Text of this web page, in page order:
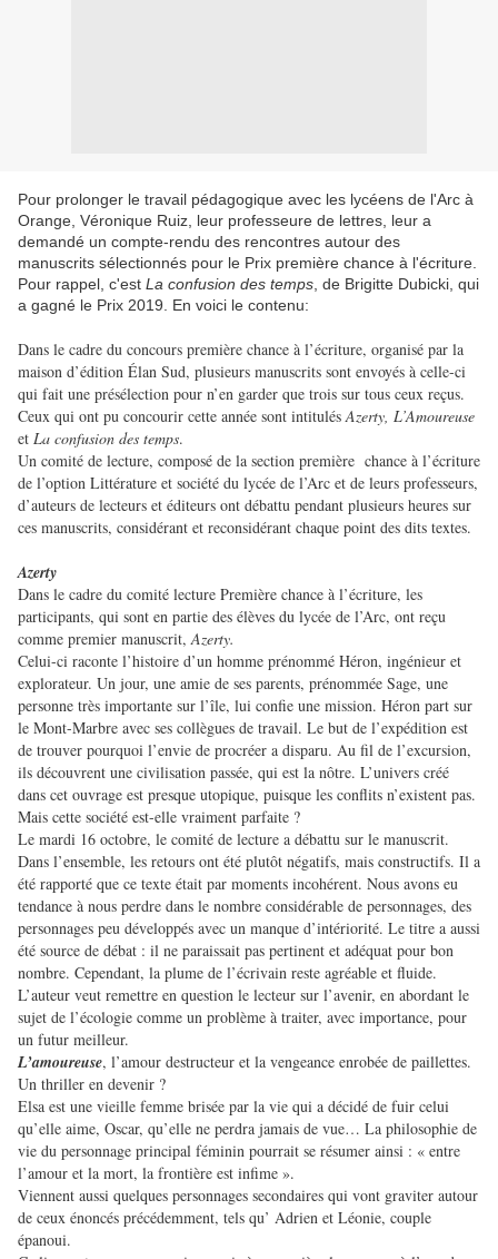
Pour prolonger le travail pédagogique avec les lycéens de l'Arc à
Orange, Véronique Ruiz, leur professeure de lettres, leur a
demandé un compte-rendu des rencontres autour des
manuscrits sélectionnés pour le Prix première chance à l'écriture.
Pour rappel, c'est La confusion des temps , de Brigitte Dubicki, qui
a gagné le Prix 2019 . En voici le contenu:
Dans le cadre du concours première chance à l’écriture, organisé par la
maison d’édition Élan Sud, plusieurs manuscrits sont envoyés à celle-ci
qui fait une présélection pour n’en garder que trois sur tous ceux reçus.
Ceux qui ont pu concourir cette année sont intitulésAzerty, L’Amoureuse
et La confusion des temps.
Un comité de lecture, composé de la section première chance à l’écriture
de l’option Littérature et société du lycée de l’Arc et de leurs professeurs,
d’auteurs de lecteurs et éditeurs ont débattu pendant plusieurs heures sur
ces manuscrits, considérant et reconsidérant chaque point des dits textes.
Azerty
Dans le cadre du comité lecture Première chance à l’écriture, les
participants, qui sont en partie des élèves du lycée de l’Arc, ont reçu
comme premier manuscrit,Azerty.
Celui-ci raconte l’histoire d’un homme prénommé Héron, ingénieur et
explorateur. Un jour, une amie de ses parents, prénommée Sage, une
personne très importante sur l’île, lui confie une mission. Héron part sur
le Mont-Marbre avec ses collègues de travail. Le but de l’expédition est
de trouver pourquoi l’envie de procréer a disparu. Au fil de l’excursion,
ils découvrent une civilisation passée, qui est la nôtre. L’univers créé
dans cet ouvrage est presque utopique, puisque les conflits n’existent pas.
Mais cette société est-elle vraiment parfaite ?
Le mardi 16 octobre, le comité de lecture a débattu sur le manuscrit.
Dans l’ensemble, les retours ont été plutôt négatifs, mais constructifs. Il a
été rapporté que ce texte était par moments incohérent. Nous avons eu
tendance à nous perdre dans le nombre considérable de personnages, des
personnages peu développés avec un manque d’intériorité. Le titre a aussi
été source de débat : il ne paraissait pas pertinent et adéquat pour bon
nombre. Cependant, la plume de l’écrivain reste agréable et fluide.
L’auteur veut remettre en question le lecteur sur l’avenir, en abordant le
sujet de l’écologie comme un problème à traiter, avec importance, pour
un futur meilleur.
L’amoureuse, l’amour destructeur et la vengeance enrobée de paillettes.
Un thriller en devenir ?
Elsa est une vieille femme brisée par la vie qui a décidé de fuir celui
qu’elle aime, Oscar, qu’elle ne perdra jamais de vue… La philosophie de
vie du personnage principal féminin pourrait se résumer ainsi : « entre
l’amour et la mort, la frontière est infime ».
Viennent aussi quelques personnages secondaires qui vont graviter autour
de ceux énoncés précédemment, tels qu’ Adrien et Léonie, couple
épanoui.